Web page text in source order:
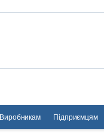
Виробникам Підприємцям